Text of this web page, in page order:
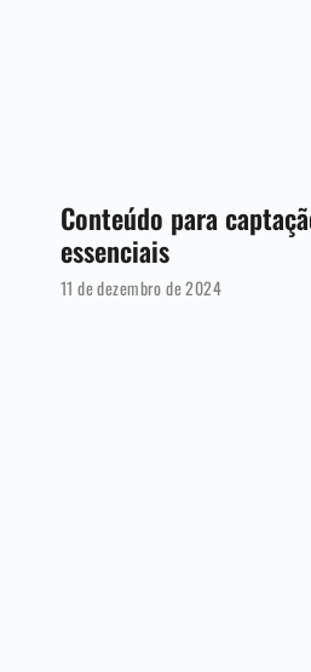
Conteúdo para
essenciais
11 de dezembro de 2024